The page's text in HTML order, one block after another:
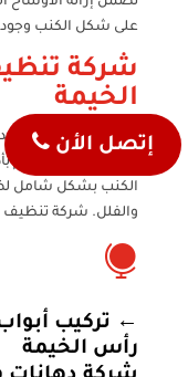
على شكل الكنب
شركة
الخيمة
تتميز شركة النصر
بجودة عالية
الكنب بشكل شامل
والفلل. شركة

← تركيب
رأس الخيمة
إتصل الأن